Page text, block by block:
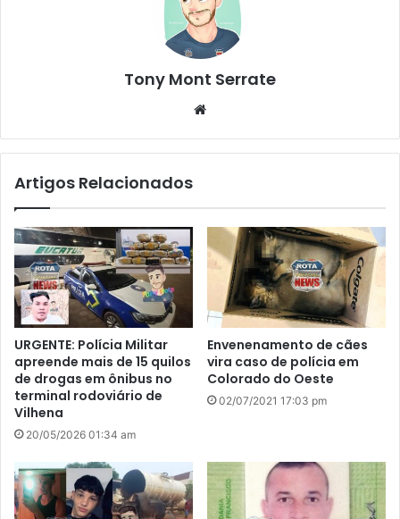
Tony Mont Serrate
te
Artigos Relacionados
URGENTE: Polícia Militar
apreende mais de 15 quilos
de drogas em ônibus no
terminal rodoviário de
Vilhena
20/05/2026 01:34 am
Envenenamento de cães
vira caso de polícia em
Colorado do Oeste
02/07/2021 17:03 pm